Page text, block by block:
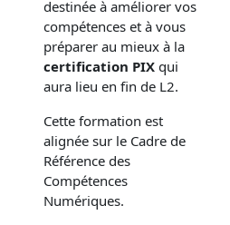
destinée à améliorer vos
compétences et à vous
préparer au mieux à la
certification PIX qui
aura lieu en fin de L2.
Cette formation est
alignée sur le Cadre de
Référence des
Compétences
Numériques.